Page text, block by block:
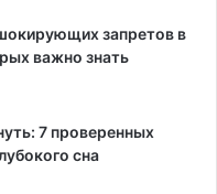
запретов в
важно знать
7 проверенных
сна